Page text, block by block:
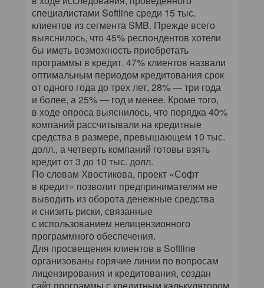
специалистами Softline среди 15 тыс.
клиентов из сегмента SMB. Прежде всего
выяснилось, что 45% респондентов хотели
бы иметь возможность приобретать
программы в кредит. 47% клиентов назвали
оптимальным периодом кредитования срок
от одного года до трех лет, 28% — три года
и более, а 25% — год и менее. Кроме того,
в ходе опроса выяснилось, что порядка 40%
компаний рассчитывали на кредитные
средства в размере, превышающем 10 тыс.
долл., а четверть компаний готовы взять
кредит от 3 до 10 тыс. долл.
По словам Хвостикова, проект «Софт
в кредит» позволит предпринимателям не
выводить из оборота денежные средства
и снизить риски, связанные
с использованием нелицензионного
программного обеспечения.
Для просвещения клиентов в Softline
организованы горячие линии по вопросам
лицензирования и кредитования, создан